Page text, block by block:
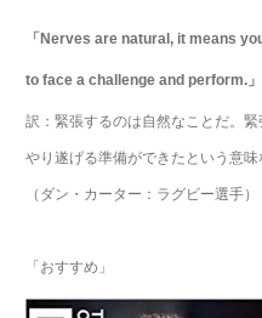
「Nerves are natural, it means
to face a challenge and perform.」
訳：緊張するのは自然なことだ。
やり遂げる準備ができたという意味
（ダン・カーター：ラグビー選手）
「おすすめ」